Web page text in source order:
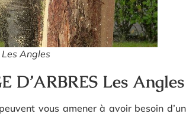
Angles
D’ARBRES Les Angles
vous amener à avoir besoin d’un